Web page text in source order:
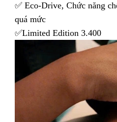
✅ Eco-Drive, Chức năng
quá mức
✅Limited Edition 3.400